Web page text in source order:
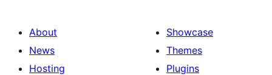
About
News
Hosting
Showcase
Themes
Plugins